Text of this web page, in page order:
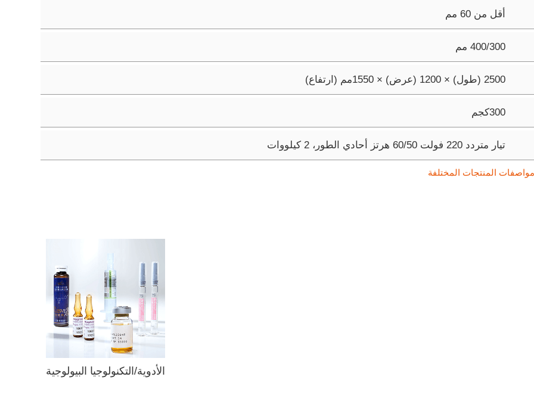
أقل من 60 مم
300‏/400 مم
2500 (طول) × 1200 (عرض) × 1550مم (ارتفاع)
300كجم
تيار متردد 220 فولت 50‏/60 هرتز أحادي الطور، 2 كيلووات
المنتجات المختلفة
الأدوية/التكنولوجيا البيولوجية